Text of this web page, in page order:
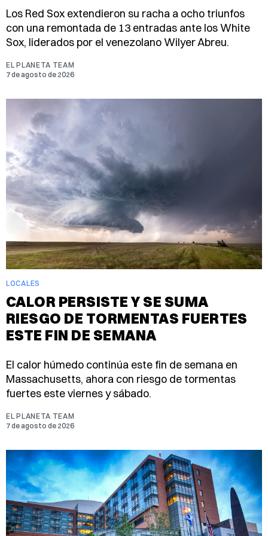
Los Red Sox extendieron su racha a ocho triunfos
con una remontada de 13 entradas ante los White
Sox, liderados por el venezolano Wilyer Abreu.
EL PLANETA TEAM
7 de agosto de 2026
LOCALES
CALOR PERSISTE Y SE SUMA
RIESGO DE TORMENTAS FUERTES
ESTE FIN DE SEMANA
El calor húmedo continúa este fin de semana en
Massachusetts, ahora con riesgo de tormentas
fuertes este viernes y sábado.
EL PLANETA TEAM
7 de agosto de 2026